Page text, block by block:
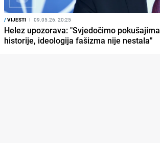
/VIJESTI I 09.05.26. 20:25
Helez upozorava: "Svjedočimo
historije, ideologija fašizma nije nestala"